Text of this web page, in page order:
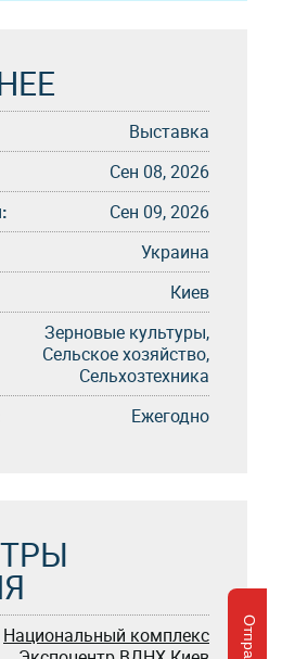
Выставка
Сен 08, 2026
Сен 09, 2026
Украина
Киев
Зерновые культуры,
Сельское хозяйство,
Сельхозтехника
Eжегоднo
Национальный комплекс